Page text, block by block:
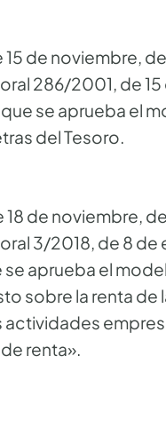
15 de noviembre,
286/2001, de
se aprueba el
del Tesoro.
18 de noviembre,
3/2018, de 8
aprueba el
sobre la renta
renta».